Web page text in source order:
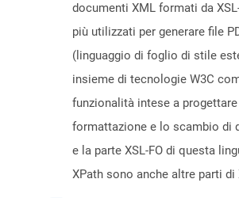
documenti XML formati da
più utilizzati per generare file
(linguaggio di foglio di stile
insieme di tecnologie W3C
funzionalità intese a
formattazione e lo scambio di
e la parte XSL-FO di questa
XPath sono anche altre parti di